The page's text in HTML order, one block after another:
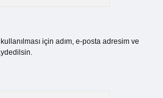
için adım, e-posta adresim ve